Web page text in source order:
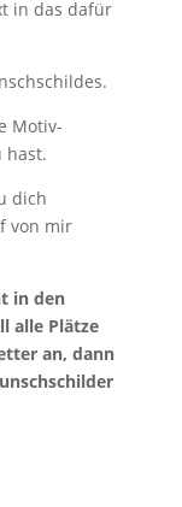
in das dafür
Motiv-
hast.
dich
von mir
in den
alle Plätze
an, dann